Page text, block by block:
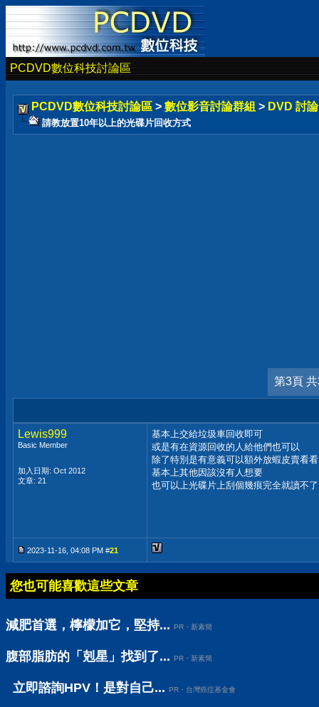
PCDVD數位科技討論區
PCDVD數位科技討論區 > 數位影音討論群組 > DVD 討
請教放置10年以上的光碟片回收方式
第3頁
Lewis999
Basic Member
加入日期: Oct 2012
文章: 21
基本上交給垃圾車回收即可
或是有在資源回收的人給他們也可以
除了特別是有意義可以額外放蝦皮賣看
基本上其他因該沒有人想要
也可以上光碟片上刮個幾痕完全就讀不了
2023-11-16, 04:08 PM #21
您也可能喜歡這些文章
減肥首選，檸檬加它，堅持... PR・新素簡
腹部脂肪的「剋星」找到了... PR・新素簡
立即諮詢HPV！是對自己... PR・台灣癌症基金會